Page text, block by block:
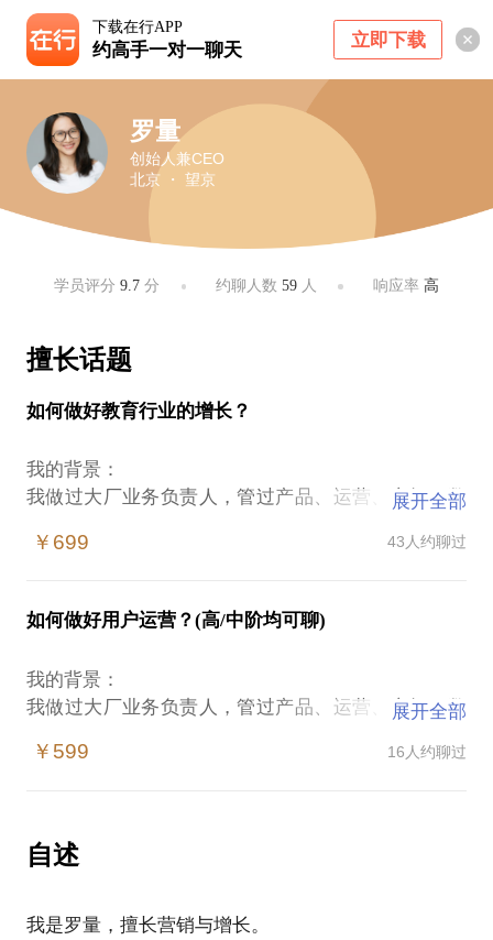
下载在行APP
约高手一对一聊天 立即下载
罗量
创始人兼CEO
北京 ・ 望京
学员评分9.7 分 约聊人数 59人 响应率 高
擅长话题
如何做好教育行业的增长？
我的背景：
我做过大厂业务负责人，管过产品、运营、市场、数
公司拿到过巨大的业务结果。目前在创业，是CEO的
决策。
1. 教育行业增长模式总览、各模式分别的优劣
2. 业务模式诊断，比如，适合于你的增长渠道、合理
的预期值、产品和链路本身有没有问题
的业务，有哪些转介绍的突破口
做，现在还有没有机会等
展开全部
￥699 43人约聊过
如何做好用户运营？(高/中阶均可聊)
我的背景：
我做过大厂业务负责人，管过产品、运营、市场、数
公司拿到过巨大的业务结果。目前在创业，是CEO的
我可以从这几个方面帮助你：
当你拿到一个产品/项目/方向时，应该如何从上自下
展开全部
￥599 16人约聊过
自述
我是罗量，擅长营销与增长。